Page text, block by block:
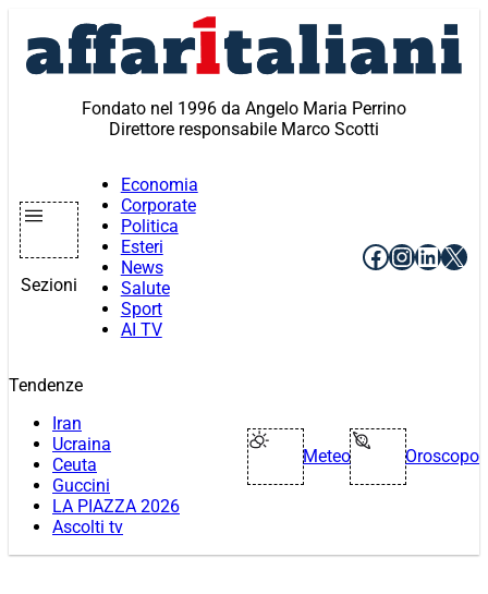
contenuto
Fondato nel 1996 da Angelo Maria Perrino
Direttore responsabile Marco Scotti
Sezioni
Economia
Corporate
Politica
Esteri
News
Salute
Sport
AI TV
Facebook
X
Tendenze
Iran
Ucraina
Ceuta
Guccini
LA PIAZZA 2026
Ascolti tv
Meteo Oroscopo